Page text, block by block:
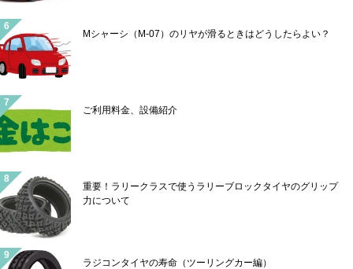
Mシャーシ（M-07）のリヤが滑るときはどうしたらよい？
ご利用料金、設備紹介
重要！ラリークラスで使うラリーブロックタイヤのグリップ
力について
ラジコンタイヤの寿命（ツーリングカー編）